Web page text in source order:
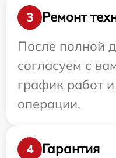
3
Ремонт
После полной
согласуем с
график работ
операции.
4
Гарантия